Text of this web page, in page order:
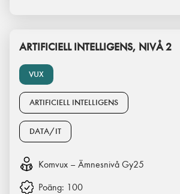
VUX
ARTIFICIELL INTELLIGENS, NIVÅ 2
ARTIFICIELL INTELLIGENS
DATA/IT
Komvux – Ämnesnivå Gy25
Poäng: 100